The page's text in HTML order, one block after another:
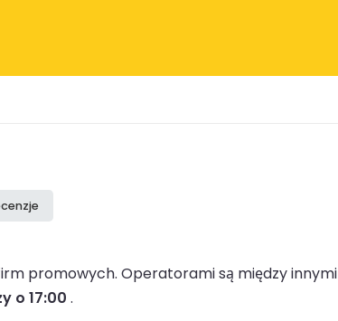
promowych. Operatorami są między innymi
o 17:00 .